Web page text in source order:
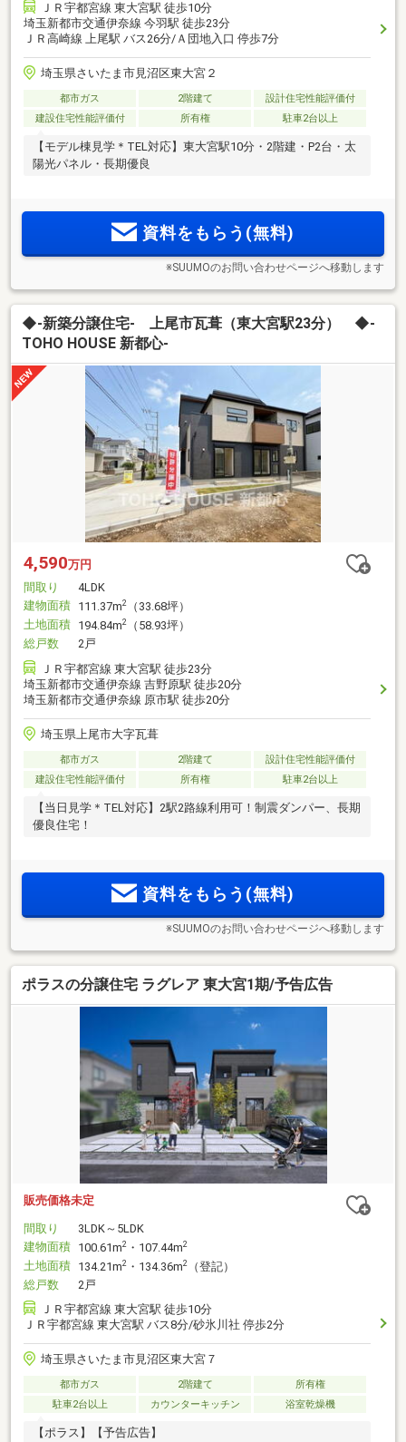
ＪＲ宇都宮線 東大宮駅 徒歩10分
埼玉新都市交通伊奈線 今羽駅 徒歩23分
ＪＲ高崎線 上尾駅 バス26分/Ａ団地入口 停歩7分
埼玉県さいたま市見沼区東大宮２
都市ガス 2階建て
設計住宅性能評価付
建設住宅性能評価付
所有権 駐車2台以上
【モデル棟見学＊TEL対応】東大宮駅10分・2階建・P2台・太
陽光パネル・長期優良
資料をもらう(無料)
※SUUMOのお問い合わせページへ移動します
◆-新築分譲住宅- 上尾市瓦葺（東大宮駅23分） ◆-
TOHO HOUSE 新都心-
4,590万円
間取り
4LDK
建物面積 111.37m2
（33.68坪）
土地面積 194.84m2
（58.93坪）
総戸数
2戸
ＪＲ宇都宮線 東大宮駅 徒歩23分
埼玉新都市交通伊奈線 吉野原駅 徒歩20分
埼玉新都市交通伊奈線 原市駅 徒歩20分
埼玉県上尾市大字瓦葺
都市ガス 2階建て
設計住宅性能評価付
建設住宅性能評価付
所有権 駐車2台以上
【当日見学＊TEL対応】2駅2路線利用可！制震ダンパー、長期
優良住宅！
資料をもらう(無料)
※SUUMOのお問い合わせページへ移動します
ポラスの分譲住宅 ラグレア 東大宮1期/予告広告
販売価格未定
間取り
3LDK～5LDK
建物面積 100.61m2 ・107.44m2
土地面積 134.21m2 ・134.36m2
（登記）
総戸数
2戸
ＪＲ宇都宮線 東大宮駅 徒歩10分
ＪＲ宇都宮線 東大宮駅 バス8分/砂氷川社 停歩2分
埼玉県さいたま市見沼区東大宮７
都市ガス 2階建て
所有権
駐車2台以上
カウンターキッチン 浴室乾燥機
【ポラス】【予告広告】